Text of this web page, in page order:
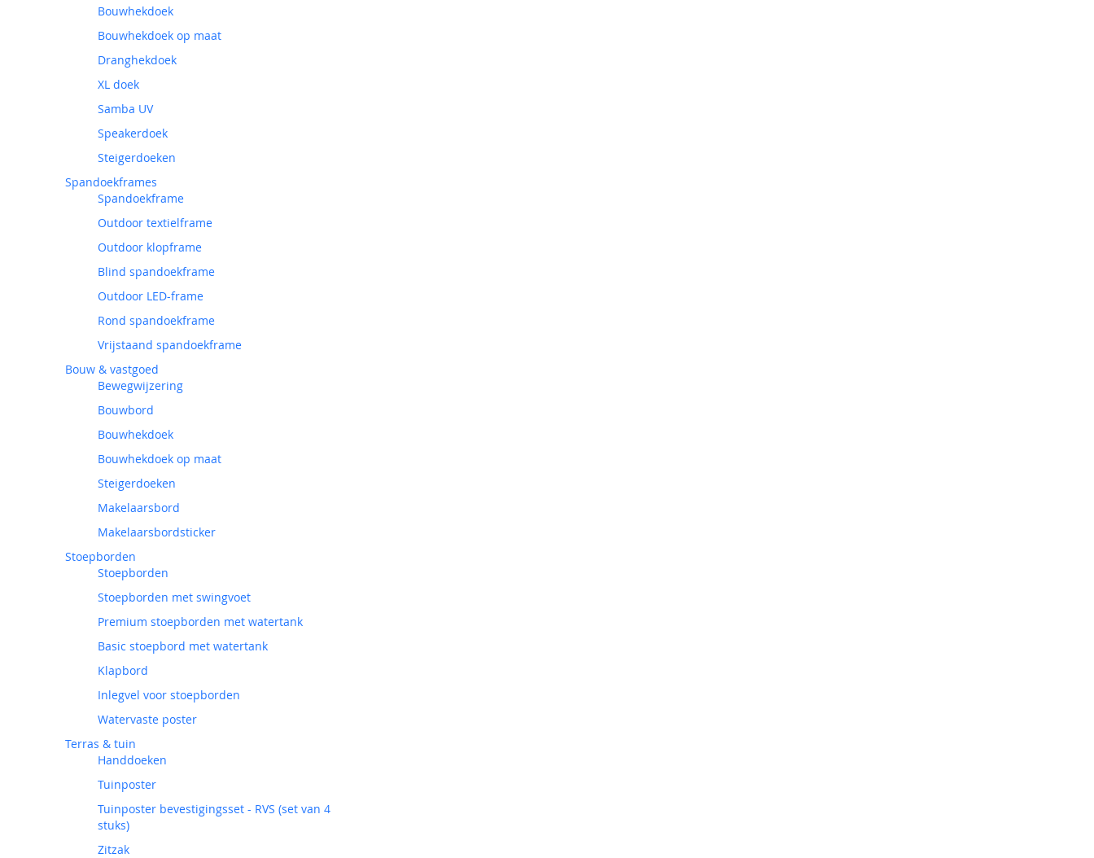
Bouwhekdoek
Bouwhekdoek op maat
Dranghekdoek
XL doek
Samba UV
Speakerdoek
Steigerdoeken
Spandoekframes
Spandoekframe
Outdoor textielframe
Outdoor klopframe
Blind spandoekframe
Outdoor LED-frame
Rond spandoekframe
Vrijstaand spandoekframe
Bouw & vastgoed
Bewegwijzering
Bouwbord
Bouwhekdoek
Bouwhekdoek op maat
Steigerdoeken
Makelaarsbord
Makelaarsbordsticker
Stoepborden
Stoepborden
Stoepborden met swingvoet
Premium stoepborden met watertank
Basic stoepbord met watertank
Klapbord
Inlegvel voor stoepborden
Watervaste poster
Terras & tuin
Handdoeken
Tuinposter
Tuinposter bevestigingsset - RVS (set van 4
stuks)
Zitzak